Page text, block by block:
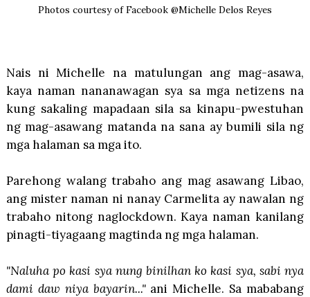
Photos courtesy of Facebook @Michelle Delos Reyes
Nais ni Michelle na matulungan ang mag-asawa,
kaya naman nananawagan sya sa mga netizens na
kung sakaling mapadaan sila sa kinapu-pwestuhan
ng mag-asawang matanda na sana ay bumili sila ng
mga halaman sa mga ito.
Parehong walang trabaho ang mag asawang Libao,
ang mister naman ni nanay Carmelita ay nawalan ng
trabaho nitong naglockdown. Kaya naman kanilang
pinagti-tiyagaang magtinda ng mga halaman.
"Naluha po kasi sya nung binilhan ko kasi sya, sabi nya
dami daw niya bayarin..." ani Michelle. Sa mababang